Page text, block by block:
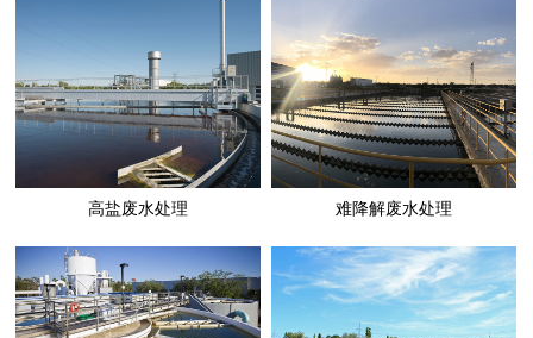
高盐废水处理 难降解废水处理